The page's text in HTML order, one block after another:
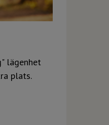
lägenhet
plats.